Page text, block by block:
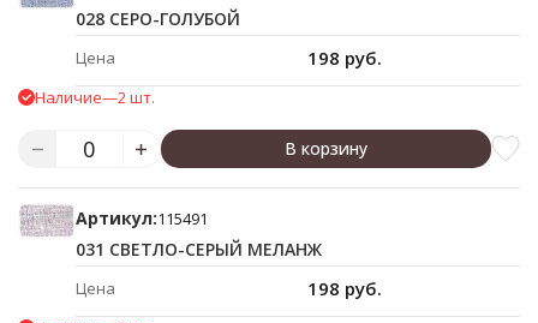
028 СЕРО-ГОЛУБОЙ
Цена 198 руб.
Наличие—2 шт.
В корзину
Артикул:115491
031 СВЕТЛО-СЕРЫЙ МЕЛАНЖ
Цена 198 руб.